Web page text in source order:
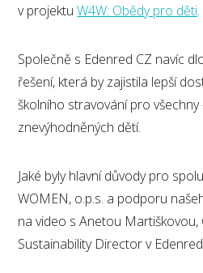
v projektuW4W: Obědy pro děti.
Společně s Edenred CZ navíc
řešení, která by zajistila lepší
školního stravování pro
znevýhodněných dětí.
Jaké byly hlavní důvody pro
WOMEN, o.p.s. a podporu
na video s Anetou
Sustainability Director v